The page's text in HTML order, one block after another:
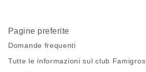
Pagine preferite
Domande frequenti
Tutte le informazioni sul club Famigros